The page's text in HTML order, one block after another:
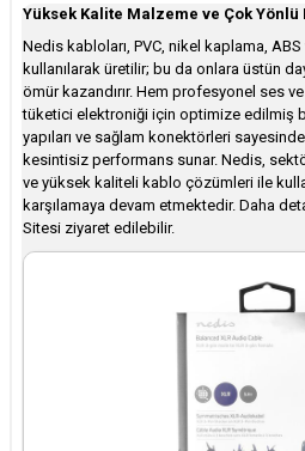
Yüksek Kalite Malzeme ve Çok Yönlü
Nedis kabloları, PVC, nikel kaplama,
kullanılarak üretilir; bu da onlara üstün
ömür kazandırır. Hem profesyonel ses
tüketici elektroniği için optimize edilmiş
yapıları ve sağlam konektörleri
kesintisiz performans sunar. Nedis,
ve yüksek kaliteli kablo çözümleri ile
karşılamaya devam etmektedir. Daha
Sitesi ziyaret edilebilir.